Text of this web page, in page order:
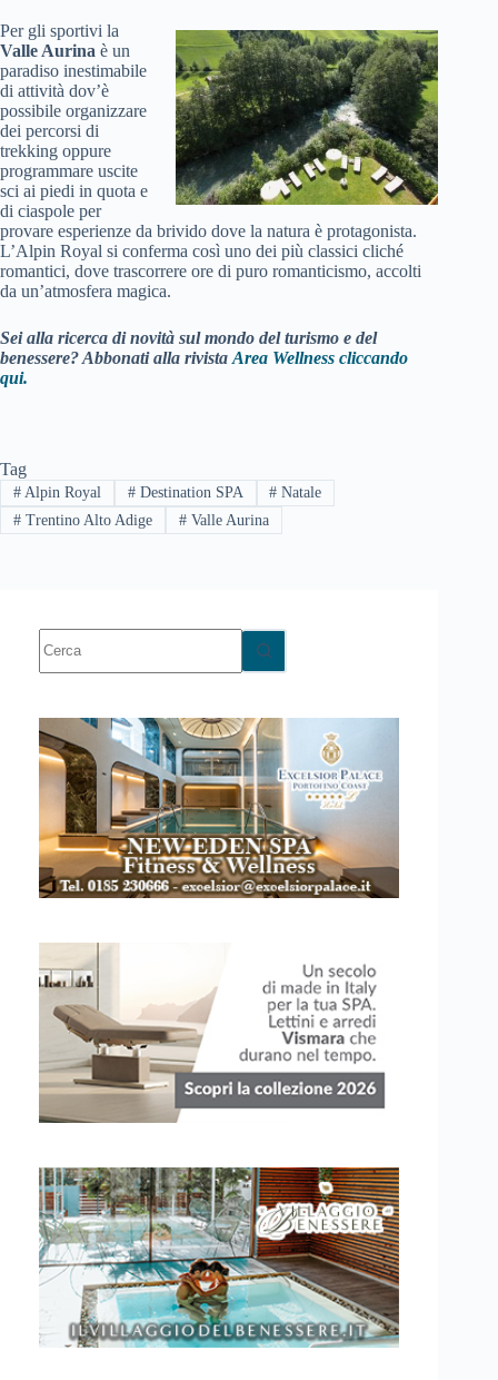
Per gli sportivi la
Valle Aurina è un
paradiso inestimabile
di attività dov’è
possibile organizzare
dei percorsi di
trekking oppure
programmare uscite
sci ai piedi in quota e
di ciaspole per
provare esperienze da brivido dove la natura è protagonista.
L’Alpin Royal si conferma così uno dei più classici cliché
romantici, dove trascorrere ore di puro romanticismo, accolti
da un’atmosfera magica.
Sei alla ricerca di novità sul mondo del turismo e del
benessere? Abbonati alla rivista Area Wellness cliccando
qui.
Tag
#Alpin Royal #Destination SPA # Natale
#Trentino Alto Adige #Valle Aurina
risultato